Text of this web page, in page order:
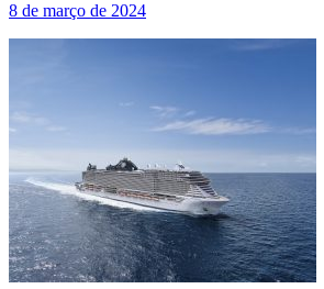
8 de março de 2024